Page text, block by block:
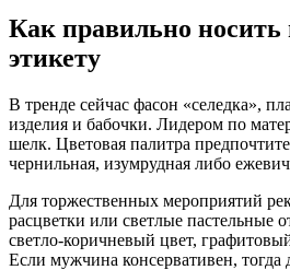
Как правильно носить
этикету
В тренде сейчас фасон «селедка»,
изделия и бабочки. Лидером по
шелк. Цветовая палитра
чернильная, изумрудная либо
Для торжественных мероприятий
расцветки или светлые пастельные
светло-коричневый цвет,
Если мужчина консервативен,